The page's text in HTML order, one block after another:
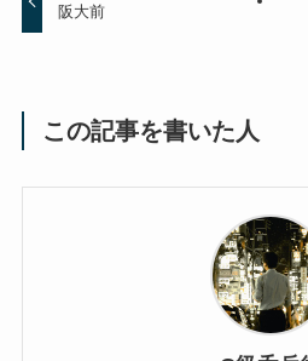
阪大前
この記事を書いた人